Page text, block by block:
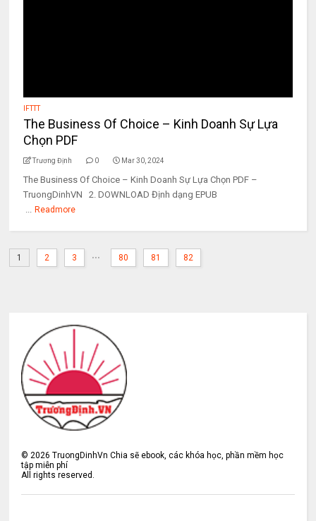
IFTTT
The Business Of Choice – Kinh Doanh Sự Lựa
Chọn PDF
Trương Định 0 Mar 30, 2024
The Business Of Choice – Kinh Doanh Sự Lựa Chọn PDF –
TruongDinhVN 2. DOWNLOAD Định dạng EPUB
... Readmore
1 2 3 ... 80 81 82
©2026 TruongDinhVn Chia sẽ ebook, các khóa học, phần mềm học
tập miễn phí
All rights reserved.